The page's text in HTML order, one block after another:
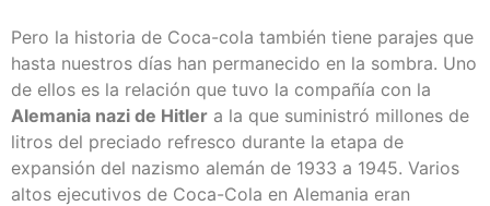
Pero la historia de Coca-cola también tiene parajes que
hasta nuestros días han permanecido en la sombra. Uno
de ellos es la relación que tuvo la compañía con la
Alemania nazi de Hitler a la que suministró millones de
litros del preciado refresco durante la etapa de
expansión del nazismo alemán de 1933 a 1945. Varios
altos ejecutivos de Coca-Cola en Alemania eran